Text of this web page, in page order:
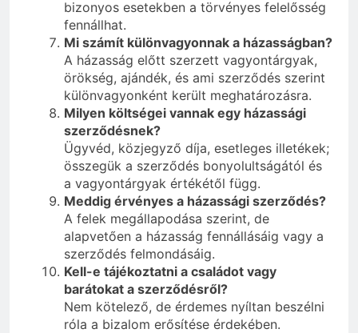
bizonyos esetekben a törvényes felelősség
fennállhat.
Mi számít különvagyonnak a házasságban?
A házasság előtt szerzett vagyontárgyak,
örökség, ajándék, és ami szerződés szerint
különvagyonként került meghatározásra.
Milyen költségei vannak egy házassági
szerződésnek?
Ügyvéd, közjegyző díja, esetleges illetékek;
összegük a szerződés bonyolultságától és
a vagyontárgyak értékétől függ.
Meddig érvényes a házassági szerződés?
A felek megállapodása szerint, de
alapvetően a házasság fennállásáig vagy a
szerződés felmondásáig.
Kell-e tájékoztatni a családot vagy
barátokat a szerződésről?
Nem kötelező, de érdemes nyíltan beszélni
róla a bizalom erősítése érdekében.